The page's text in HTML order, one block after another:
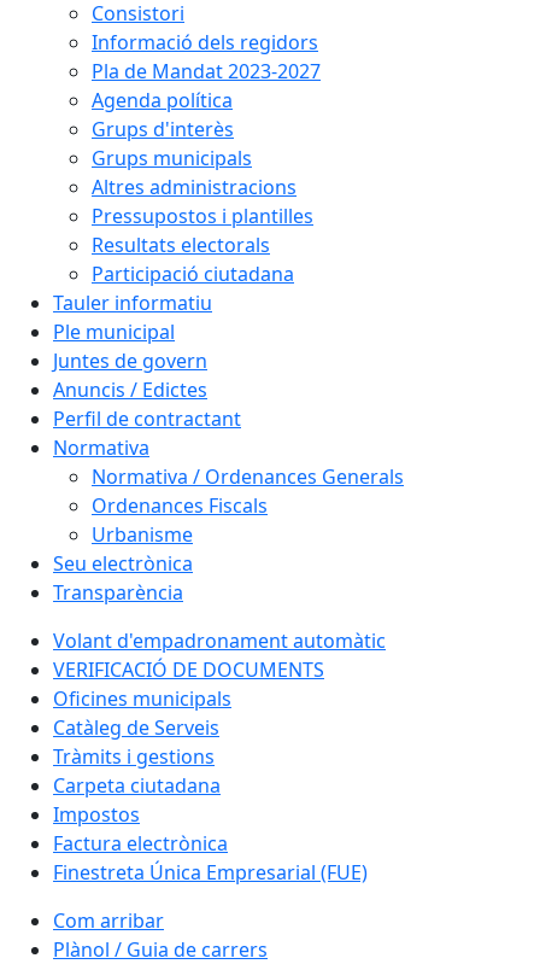
Consistori
Informació dels regidors
Pla de Mandat 2023-2027
Agenda política
Grups d'interès
Grups municipals
Altres administracions
Pressupostos i plantilles
Resultats electorals
Participació ciutadana
Tauler informatiu
Ple municipal
Juntes de govern
Anuncis / Edictes
Perfil de contractant
Normativa
Normativa / Ordenances Generals
Ordenances Fiscals
Urbanisme
Seu electrònica
Transparència
Volant d'empadronament automàtic
VERIFICACIÓ DE DOCUMENTS
Oficines municipals
Catàleg de Serveis
Tràmits i gestions
Carpeta ciutadana
Impostos
Factura electrònica
Finestreta Única Empresarial (FUE)
Com arribar
Plànol / Guia de carrers